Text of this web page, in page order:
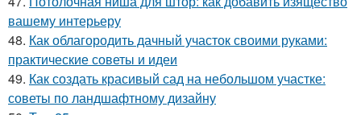
вашему интерьеру
48. Как облагородить дачный участок своими руками:
практические советы и идеи
49. Как создать красивый сад на небольшом участке:
советы по ландшафтному дизайну